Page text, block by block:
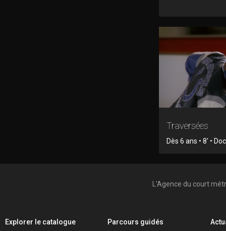
Traversées
Dès 6 ans • 8' •
L'Agence du court
Explorer le catalogue
Parcours guidés